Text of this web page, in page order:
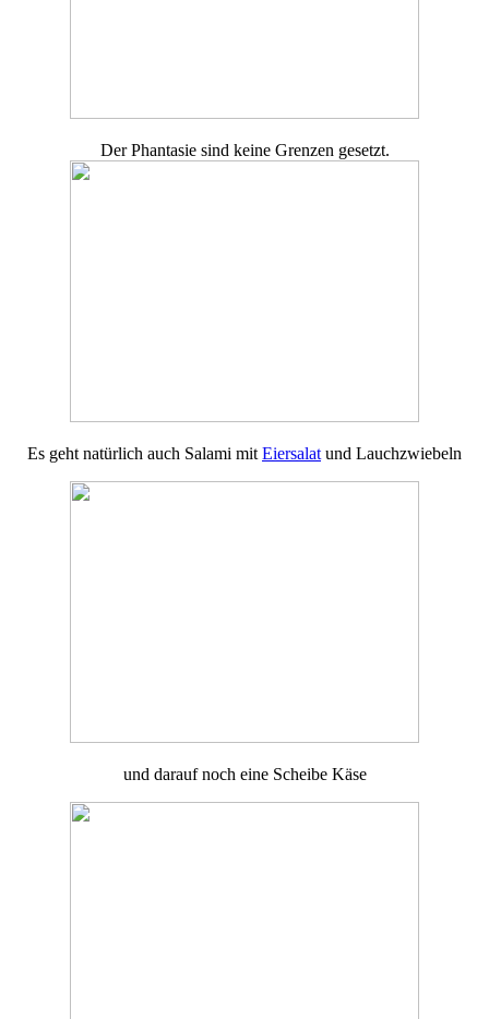
Der Phantasie sind keine Grenzen gesetzt.
Es geht natürlich auch Salami mitEiersalatund Lauchzwiebeln
und darauf noch eine Scheibe Käse